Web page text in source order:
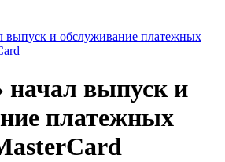
выпуск и обслуживание платежных
начал выпуск и
платежных